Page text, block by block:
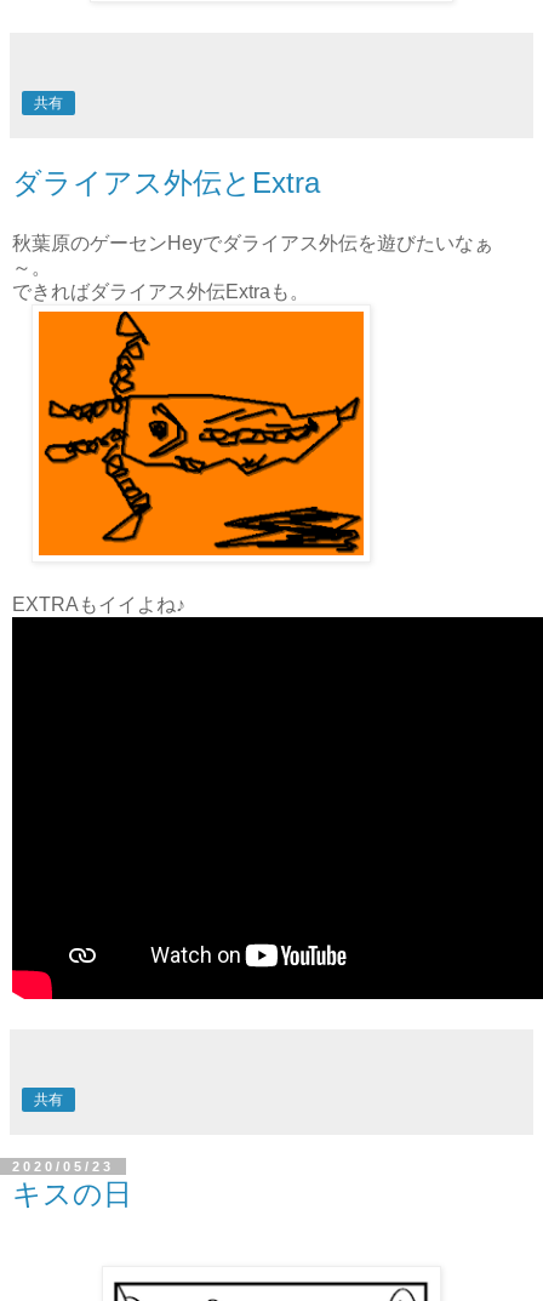
共有
ダライアス外伝とExtra
秋葉原のゲーセンHeyでダライアス外伝を遊びたいなぁ
～。
できればダライアス外伝Extraも。
EXTRAもイイよね♪
共有
2020/05/23
キスの日